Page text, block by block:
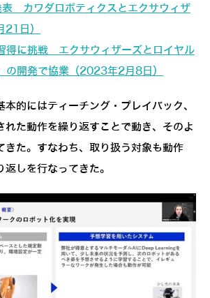
カワダロボティクスとエクサウィザ
日）
得に挑戦 エクサウィザーズとロイヤル
の開発で協業（2023年2月8日）
的にはティーチング・プレイバック、
れた動作を繰り返すことで動き、そのよ
きた。すなわち、取り扱う対象も動作
しを行なってきた。